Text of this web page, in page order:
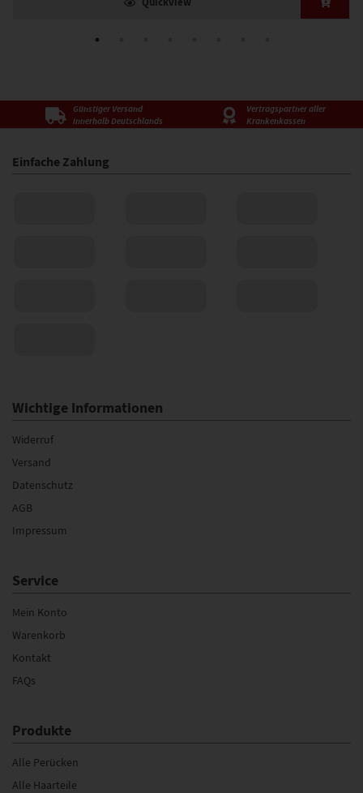
Günstiger Versand
innerhalb Deutschlands
Vertragspartner aller
Krankenkassen
Einfache Zahlung
Wichtige Informationen
Widerruf
Versand
Datenschutz
AGB
Impressum
Service
Mein Konto
Warenkorb
Kontakt
FAQs
Produkte
Alle Perücken
Alle Haarteile